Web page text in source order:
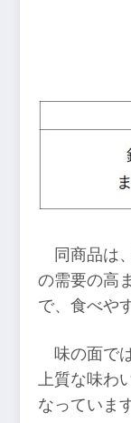
同商品は
の需要の高
で、食べや
味の面で
上質な味わ
なっています